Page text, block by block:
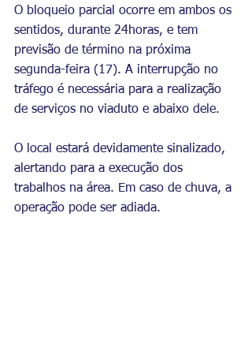
O bloqueio parcial ocorre em ambos os
sentidos, durante 24horas, e tem
previsão de término na próxima
segunda-feira (17). A interrupção no
tráfego é necessária para a realização
de serviços no viaduto e abaixo dele.
O local estará devidamente sinalizado,
alertando para a execução dos
trabalhos na área. Em caso de chuva, a
operação pode ser adiada.